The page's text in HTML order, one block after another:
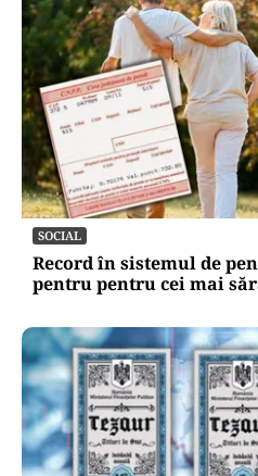
SOCIAL
Record în sistemul de
pentru pentru cei mai